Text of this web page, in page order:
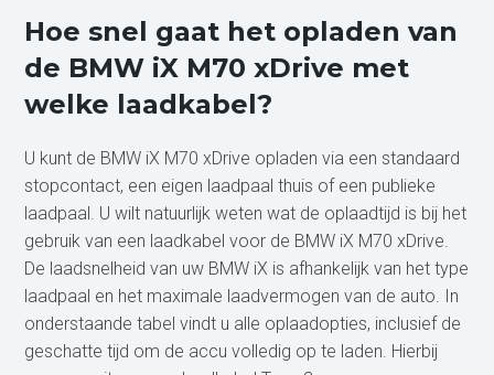
Hoe snel gaat het opladen van
de BMW iX M70 xDrive met
welke laadkabel?
U kunt de BMW iX M70 xDrive opladen via een standaard
stopcontact, een eigen laadpaal thuis of een publieke
laadpaal. U wilt natuurlijk weten wat de oplaadtijd is bij het
gebruik van een laadkabel voor de BMW iX M70 xDrive.
De laadsnelheid van uw BMW iX is afhankelijk van het type
laadpaal en het maximale laadvermogen van de auto. In
onderstaande tabel vindt u alle oplaadopties, inclusief de
geschatte tijd om de accu volledig op te laden. Hierbij